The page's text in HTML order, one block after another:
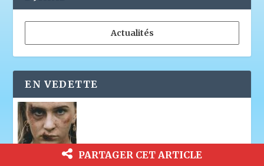
Actualités
EN VEDETTE
PARTAGER CET ARTICLE